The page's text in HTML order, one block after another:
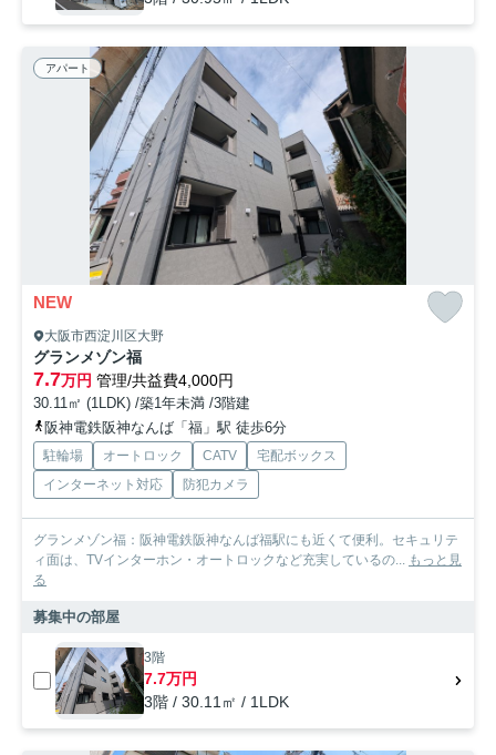
アパート
NEW
大阪市西淀川区大野
グランメゾン福
7.7万円 管理/共益費4,000円
30.11㎡ (1LDK) /築1年未満 /3階建
阪神電鉄阪神なんば「福」駅 徒歩6分
駐輪場 オートロック CATV
宅配ボックス
インターネット対応
防犯カメラ
グランメゾン福：阪神電鉄阪神なんば福駅にも近くて便利。セキュリテ
ィ面は、TVインターホン・オートロックなど充実しているの... もっと見
る
募集中の部屋
3階
7.7万円
3階 / 30.11㎡ / 1LDK